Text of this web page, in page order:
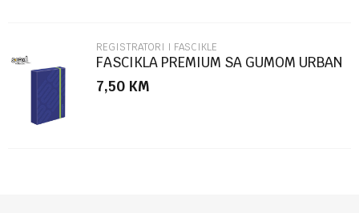
REGISTRATORI I FASCIKLE
FASCIKLA PREMIUM SA GUMOM URBAN
STYLE SC2769
7,50 KM